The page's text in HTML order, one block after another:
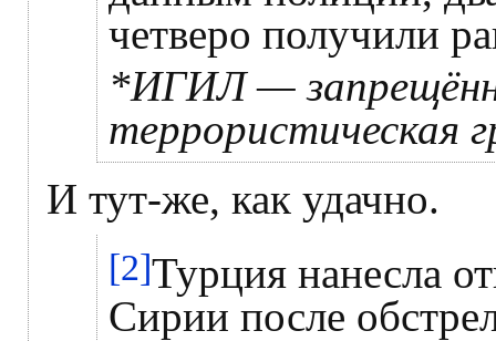
четверо получили
*ИГИЛ —
террористическая
И тут-же, как удачно.
[2]Турция нанесла
Сирии после